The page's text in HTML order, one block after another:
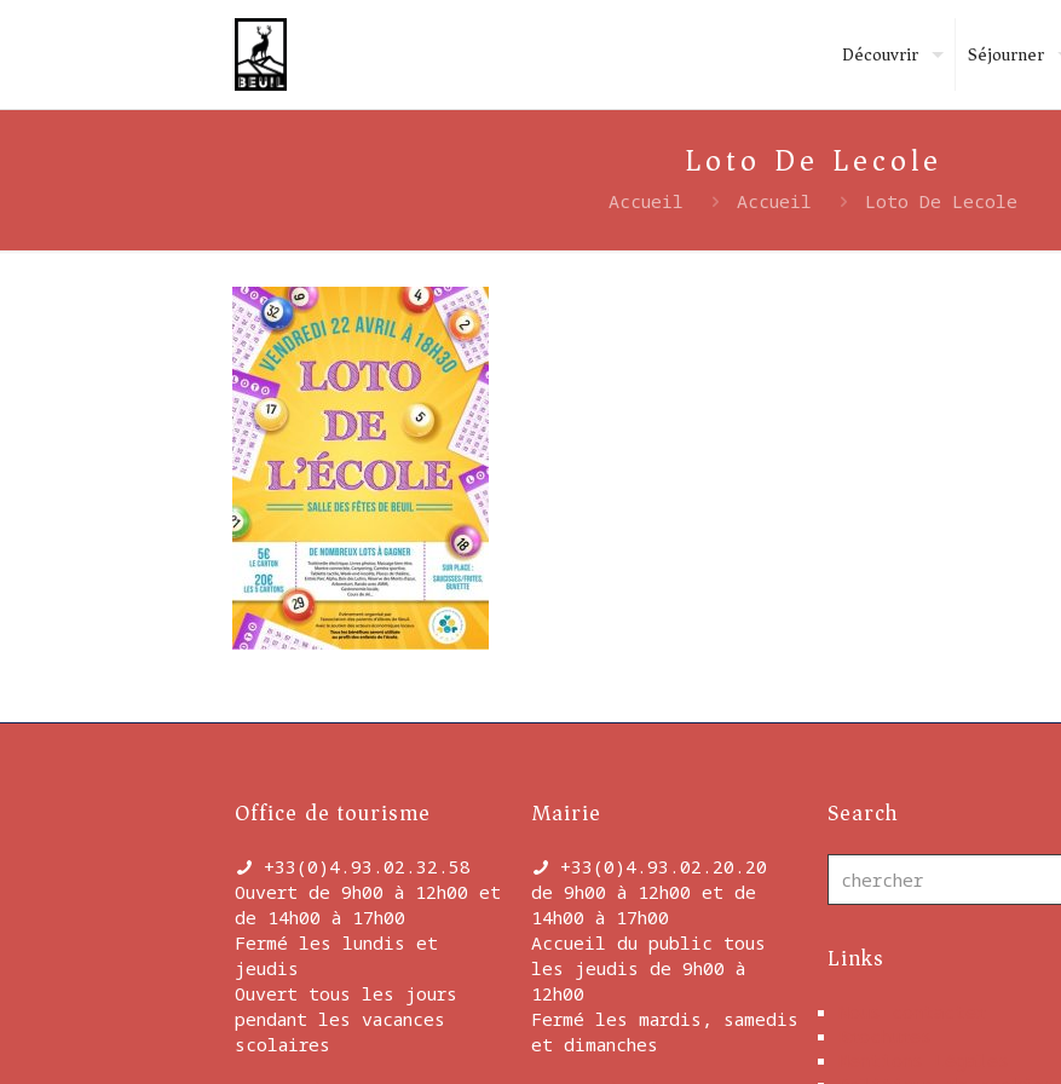
Découvrir Séjourner
Loto De Lecole
Accueil Accueil Loto De Lecole
Office de tourisme
+33(0)4.93.02.32.58
Ouvert de 9h00 à 12h00 et
de 14h00 à 17h00
Fermé les lundis et
jeudis
Ouvert tous les jours
pendant les vacances
scolaires
Mairie
+33(0)4.93.02.20.20
de 9h00 à 12h00 et de
14h00 à 17h00
Accueil du public tous
les jeudis de 9h00 à
12h00
Fermé les mardis, samedis
et dimanches
Search
Links